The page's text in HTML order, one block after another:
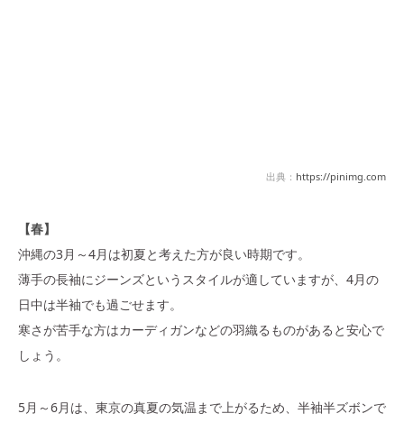
出典： https://pinimg.com
【春】
沖縄の3月～4月は初夏と考えた方が良い時期です。
薄手の長袖にジーンズというスタイルが適していますが、4月の
日中は半袖でも過ごせます。
寒さが苦手な方はカーディガンなどの羽織るものがあると安心で
しょう。
5月～6月は、東京の真夏の気温まで上がるため、半袖半ズボンで